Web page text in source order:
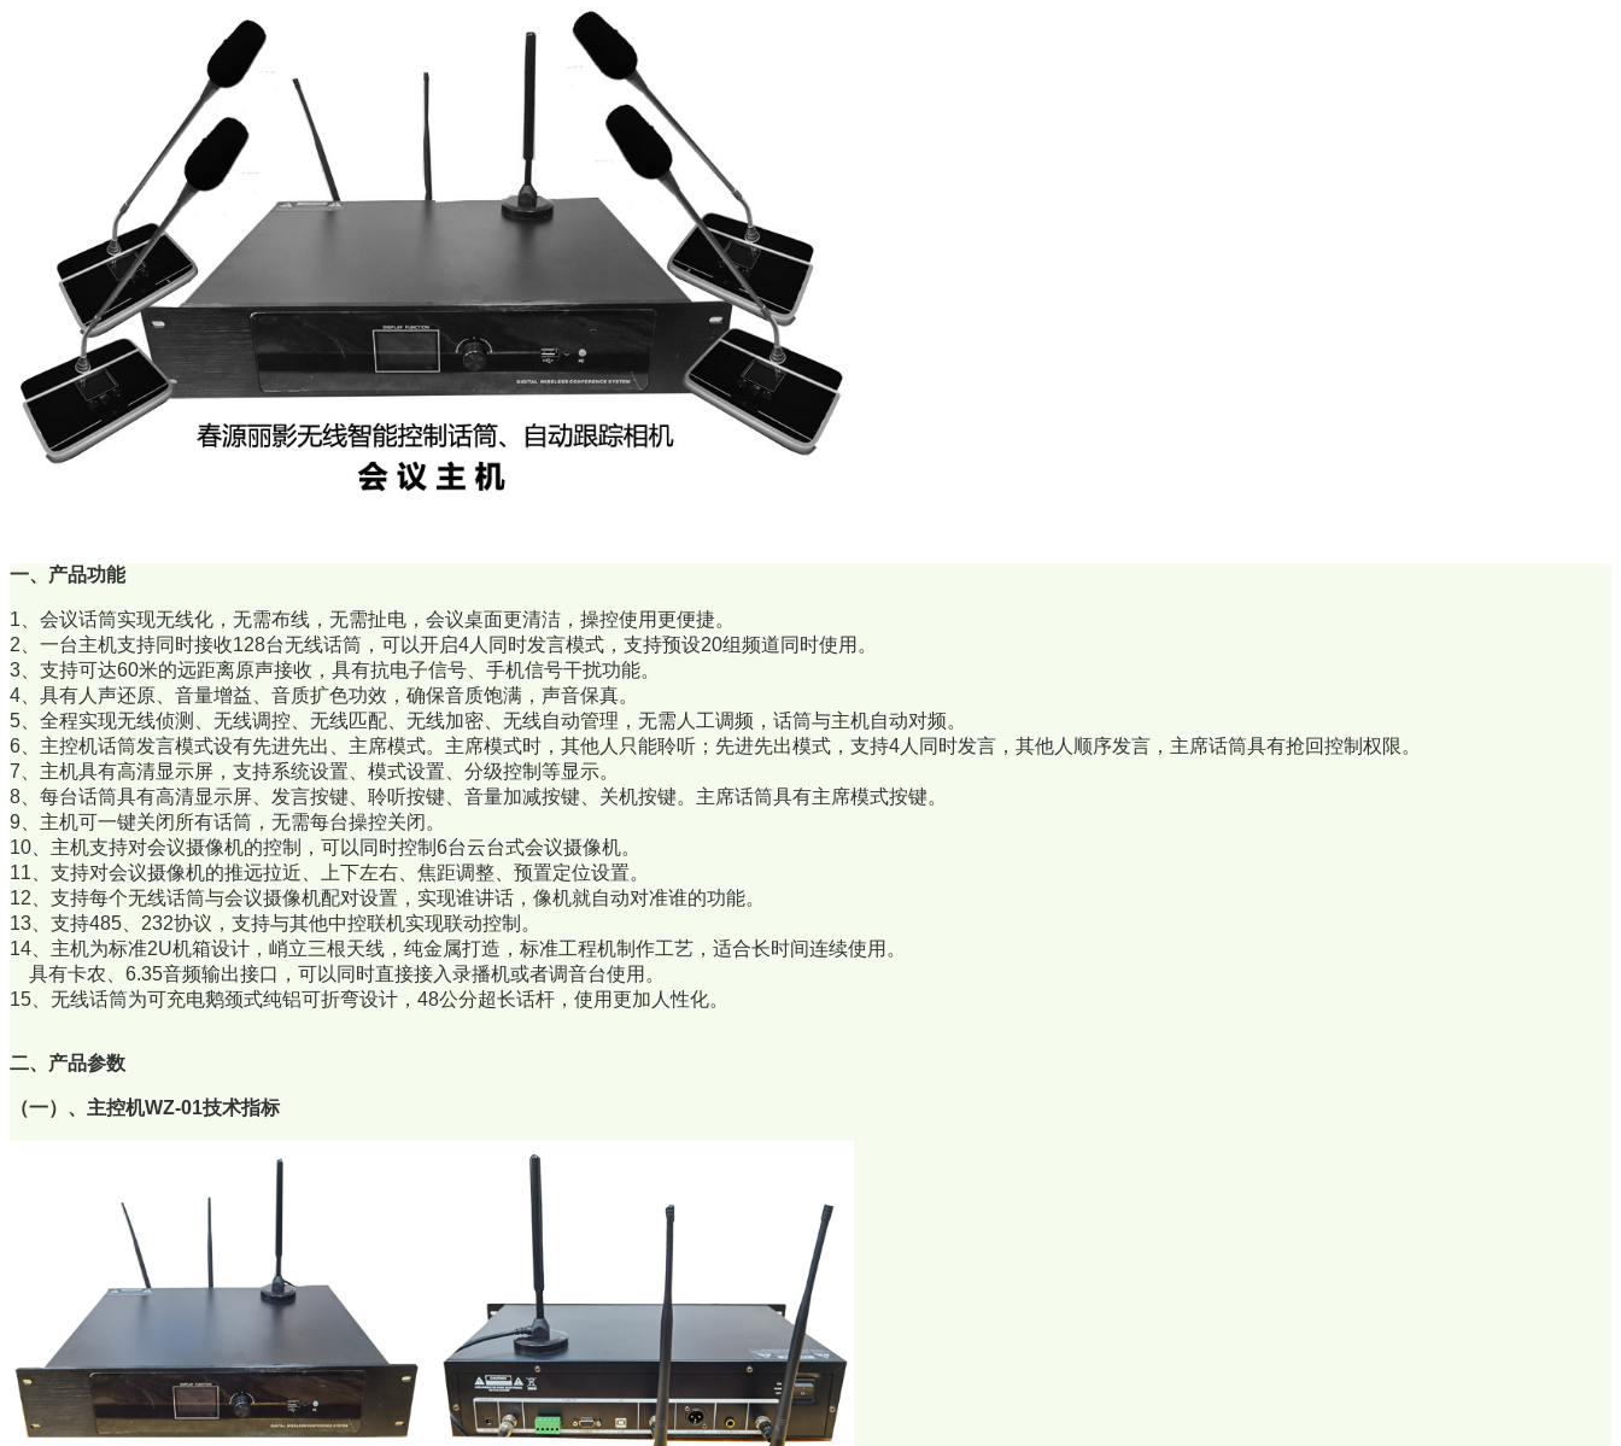
一、产品功能
1、会议话筒实现无线化，无需布线，无需扯电，会议桌面更清洁，操控使用更便捷。
2、一台主机支持同时接收128台无线话筒，可以开启4人同时发言模式，支持预设20组频道同时使用。
3、支持可达60米的远距离原声接收，具有抗电子信号、手机信号干扰功能。
4、具有人声还原、音量增益、音质扩色功效，确保音质饱满，声音保真。
5、全程实现无线侦测、无线调控、无线匹配、无线加密、无线自动管理，无需人工调频，话筒与主机自动对频。
6、主控机话筒发言模式设有先进先出、主席模式。主席模式时，其他人只能聆听；先进先出模式，支持4人同时发言，其他人顺序发言，主席话筒具有抢回控制权限。
7、主机具有高清显示屏，支持系统设置、模式设置、分级控制等显示。
8、每台话筒具有高清显示屏、发言按键、聆听按键、音量加减按键、关机按键。主席话筒具有主席模式按键。
9、主机可一键关闭所有话筒，无需每台操控关闭。
10、主机支持对会议摄像机的控制，可以同时控制6台云台式会议摄像机。
11、支持对会议摄像机的推远拉近、上下左右、焦距调整、预置定位设置。
12、支持每个无线话筒与会议摄像机配对设置，实现谁讲话，像机就自动对准谁的功能。
13、支持485、232协议，支持与其他中控联机实现联动控制。
14、主机为标准2U机箱设计，峭立三根天线，纯金属打造，标准工程机制作工艺，适合长时间连续使用。
具有卡农、6.35音频输出接口，可以同时直接接入录播机或者调音台使用。
15、无线话筒为可充电鹅颈式纯铝可折弯设计，48公分超长话杆，使用更加人性化。
二、产品参数
（一）、主控机WZ-01技术指标